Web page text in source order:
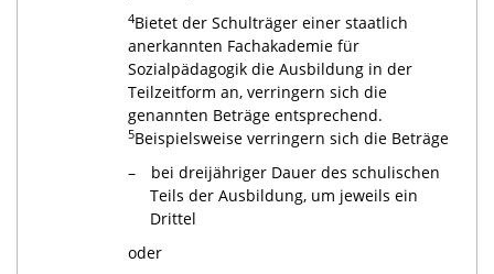
4Bietet der Schulträger einer staatlich
anerkannten Fachakademie für
Sozialpädagogik die Ausbildung in der
Teilzeitform an, verringern sich die
genannten Beträge entsprechend.
5Beispielsweise verringern sich die Beträge
bei dreijähriger Dauer des schulischen
Teils der Ausbildung, um jeweils ein
Drittel
oder